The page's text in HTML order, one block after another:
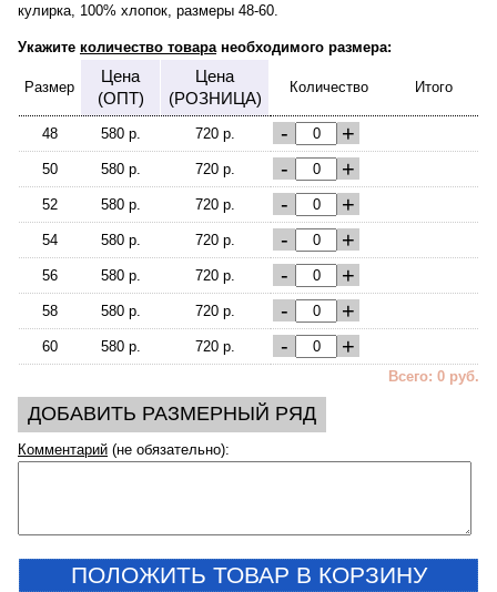
кулирка, 100% хлопок, размеры 48-60.
Укажите количество товаранеобходимого размера:
Размер
Цена
(ОПТ)
Цена
(РОЗНИЦА)
Количество Итого
48 580 р. 720 р. - +
50 580 р. 720 р. - +
52 580 р. 720 р. - +
54 580 р. 720 р. - +
56 580 р. 720 р. - +
58 580 р. 720 р. - +
60 580 р. 720 р. - +
Всего: 0 руб.
ДОБАВИТЬ РАЗМЕРНЫЙ РЯД
Комментарий (не обязательно):
ПОЛОЖИТЬ ТОВАР В КОРЗИНУ